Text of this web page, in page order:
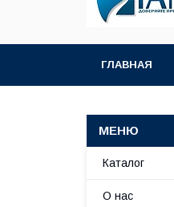
ГЛАВНАЯ
Каталог
О нас